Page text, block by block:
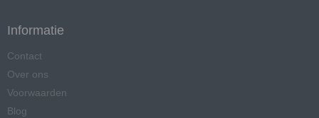
Informatie
Contact
Over ons
Voorwaarden
Blog